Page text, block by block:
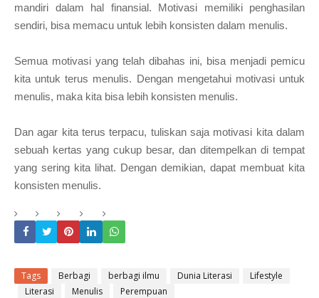
mandiri dalam hal finansial. Motivasi memiliki penghasilan
sendiri, bisa memacu untuk lebih konsisten dalam menulis.
Semua motivasi yang telah dibahas ini, bisa menjadi pemicu
kita untuk terus menulis. Dengan mengetahui motivasi untuk
menulis, maka kita bisa lebih konsisten menulis.
Dan agar kita terus terpacu, tuliskan saja motivasi kita dalam
sebuah kertas yang cukup besar, dan ditempelkan di tempat
yang sering kita lihat. Dengan demikian, dapat membuat kita
konsisten menulis.
Tags Berbagi berbagi ilmu Dunia Literasi
Lifestyle
Literasi
Menulis Perempuan